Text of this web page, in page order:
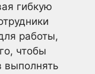
гибкую
работы,
чтобы
выполнять